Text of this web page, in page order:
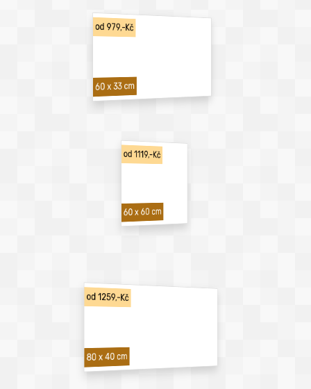
od 979,-Kč
60 x 33 cm
od 1119,-Kč
60 x 60 cm
od 1259,-Kč
80 x 40 cm